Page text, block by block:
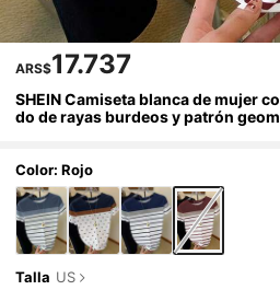
ARS$17.737
SHEIN Camiseta blanca de mujer
do de rayas burdeos y patrón
ra madre, regalo del Día de la
uales pero de moda
Color: Rojo
Talla US